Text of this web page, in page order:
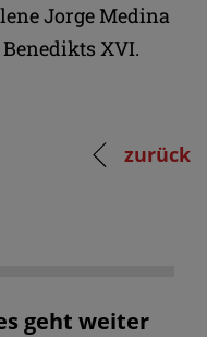
Jorge Medina
Benedikts XVI.
zurück
geht weiter